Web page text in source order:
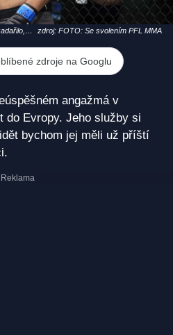
zdroj: FOTO: Se svolením PFL MMA
zdroje na Googlu
angažmá v
do Evropy. Jeho služby si
bychom jej měli už příští